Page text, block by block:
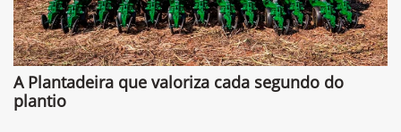
A Plantadeira que valoriza cada segundo do
plantio